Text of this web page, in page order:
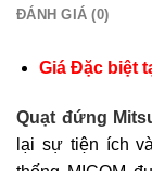
ĐÁNH GIÁ (0)
Giá Đặc biệt
Quạt đứng
lại sự tiện ích